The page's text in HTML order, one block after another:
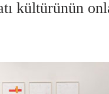
kültürünün